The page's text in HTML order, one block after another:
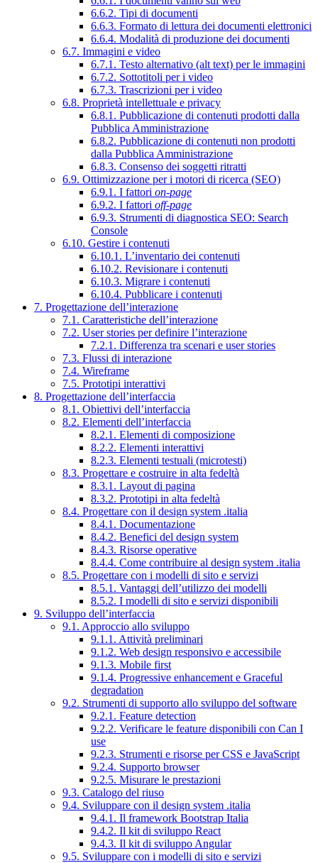
6.6.2. Tipi di documenti
6.6.3. Formato di lettura dei documenti elettronici
6.6.4. Modalità di produzione dei documenti
6.7. Immagini e video
6.7.1. Testo alternativo (alt text) per le immagini
6.7.2. Sottotitoli per i video
6.7.3. Trascrizioni per i video
6.8. Proprietà intellettuale e privacy
6.8.1. Pubblicazione di contenuti prodotti dalla
Pubblica Amministrazione
6.8.2. Pubblicazione di contenuti non prodotti
dalla Pubblica Amministrazione
6.8.3. Consenso dei soggetti ritratti
6.9. Ottimizzazione per i motori di ricerca (SEO)
6.9.1. I fattori on-page
6.9.2. I fattori off-page
6.9.3. Strumenti di diagnostica SEO: Search
Console
6.10. Gestire i contenuti
6.10.1. L’inventario dei contenuti
6.10.2. Revisionare i contenuti
6.10.3. Migrare i contenuti
6.10.4. Pubblicare i contenuti
7. Progettazione dell’interazione
7.1. Caratteristiche dell’interazione
7.2. User stories per definire l’interazione
7.2.1. Differenza tra scenari e user stories
7.3. Flussi di interazione
7.4. Wireframe
7.5. Prototipi interattivi
8. Progettazione dell’interfaccia
8.1. Obiettivi dell’interfaccia
8.2. Elementi dell’interfaccia
8.2.1. Elementi di composizione
8.2.2. Elementi interattivi
8.2.3. Elementi testuali (microtesti)
8.3. Progettare e costruire in alta fedeltà
8.3.1. Layout di pagina
8.3.2. Prototipi in alta fedeltà
8.4. Progettare con il design system .italia
8.4.1. Documentazione
8.4.2. Benefici del design system
8.4.3. Risorse operative
8.4.4. Come contribuire al design system .italia
8.5. Progettare con i modelli di sito e servizi
8.5.1. Vantaggi dell’utilizzo dei modelli
8.5.2. I modelli di sito e servizi disponibili
9. Sviluppo dell’interfaccia
9.1. Approccio allo sviluppo
9.1.1. Attività preliminari
9.1.2. Web design responsivo e accessibile
9.1.3. Mobile first
9.1.4. Progressive enhancement e Graceful
degradation
9.2. Strumenti di supporto allo sviluppo del software
9.2.1. Feature detection
9.2.2. Verificare le feature disponibili con Can I
use
9.2.3. Strumenti e risorse per CSS e JavaScript
9.2.4. Supporto browser
9.2.5. Misurare le prestazioni
9.3. Catalogo del riuso
9.4. Sviluppare con il design system .italia
9.4.1. Il framework Bootstrap Italia
9.4.2. Il kit di sviluppo React
9.4.3. Il kit di sviluppo Angular
9.5. Sviluppare con i modelli di sito e servizi